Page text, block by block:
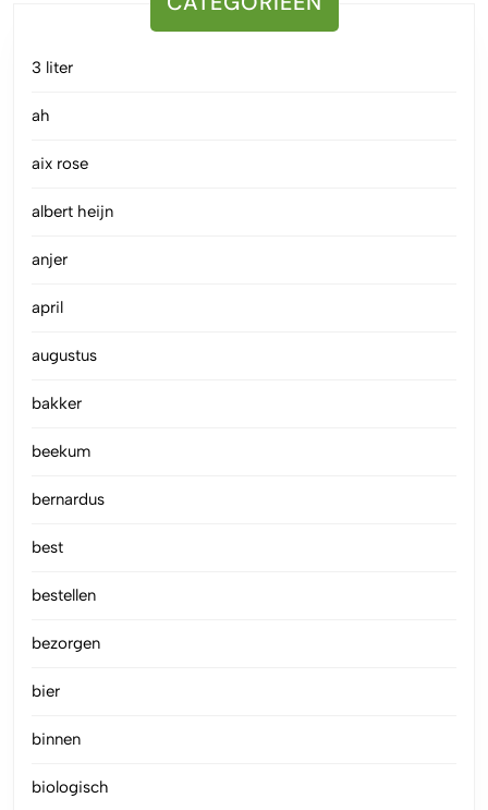
3 liter
ah
aix rose
albert heijn
anjer
april
augustus
bakker
beekum
bernardus
best
bestellen
bezorgen
bier
binnen
biologisch